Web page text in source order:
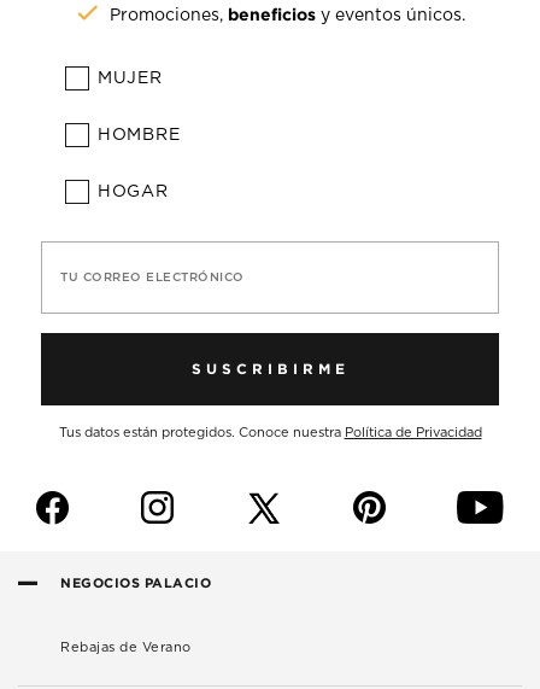
Promociones, beneficios y eventos únicos.
MUJER
HOMBRE
HOGAR
TU CORREO ELECTRÓNICO
SUSCRIBIRME
Tus datos están protegidos. Conoce nuestra Política de Privacidad
f i p y
NEGOCIOS PALACIO
Rebajas de Verano